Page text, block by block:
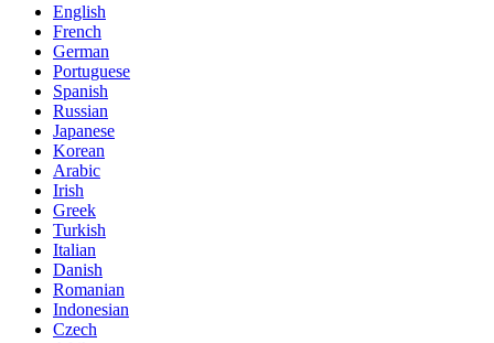
English
French
German
Portuguese
Spanish
Russian
Japanese
Korean
Arabic
Irish
Greek
Turkish
Italian
Danish
Romanian
Indonesian
Czech